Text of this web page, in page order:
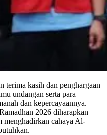
kasih dan penghargaan
undangan serta para
dan kepercayaannya.
2026 diharapkan
menghadirkan cahaya Al-